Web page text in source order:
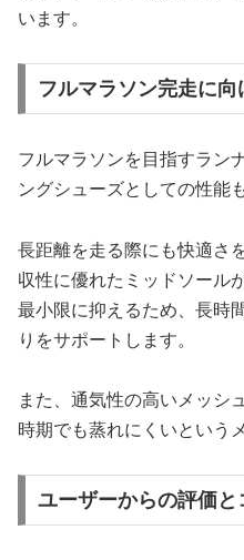
います。
フルマラソン完走に
フルマラソンを目指すラン
ングシューズとしての性能
長距離を走る際にも快適さ
収性に優れたミッドソール
最小限に抑えるため、長時
りをサポートします。
また、通気性の高いメッシ
時期でも蒸れにくいという
ユーザーからの評価と